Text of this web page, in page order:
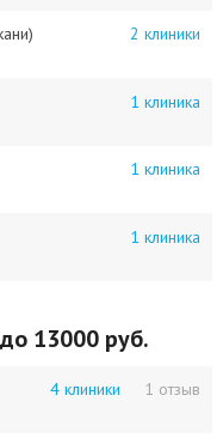
2 клиники
1 клиника
1 клиника
1 клиника
13000 руб.
1 отзыв
4 клиники